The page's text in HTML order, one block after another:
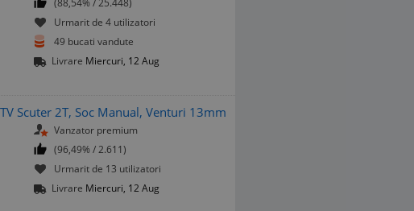
(88,54% / 25.448)
Urmarit de 4 utilizatori
49 bucati vandute
Livrare Miercuri, 12 Aug
Scuter 2T, Soc Manual, Venturi 13mm
Vanzator premium
(96,49% / 2.611)
Urmarit de 13 utilizatori
Livrare Miercuri, 12 Aug